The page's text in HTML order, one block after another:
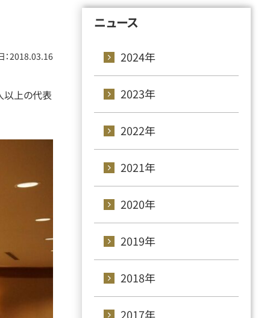
：2018.03.16
以上の代表
ニュース
2024年
2023年
2022年
2021年
2020年
2019年
2018年
2017年